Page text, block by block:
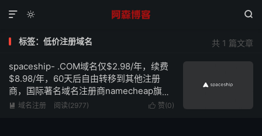
 

共 1 篇文章
标签：低价注册域名
spaceship- .COM域名仅$2.98/年，续费
$8.98/年，60天后自由转移到其他注册
商，国际著名域名注册商namecheap旗下
的子品牌
 赞(0)
 域名注册 阅读(2977)